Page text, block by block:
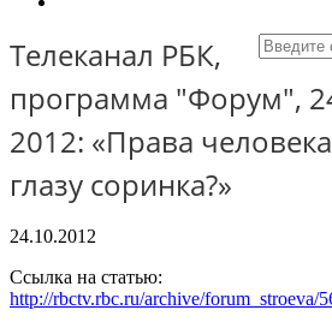
Телеканал РБК,
программа "Форум",
2012: «Права
глазу соринка?»
24.10.2012
Ссылка на статью:
http://rbctv.rbc.ru/archive/forum_stroeva/